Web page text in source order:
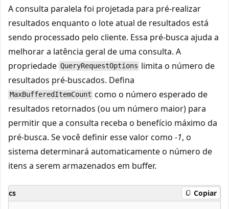
A consulta paralela foi projetada para pré-realizar
resultados enquanto o lote atual de resultados está
sendo processado pelo cliente. Essa pré-busca ajuda a
melhorar a latência geral de uma consulta. A
propriedade QueryRequestOptions limita o número de
resultados pré-buscados. Defina
MaxBufferedItemCount como o número esperado de
resultados retornados (ou um número maior) para
permitir que a consulta receba o benefício máximo da
pré-busca. Se você definir esse valor como -1, o
sistema determinará automaticamente o número de
itens a serem armazenados em buffer.
cs Copiar